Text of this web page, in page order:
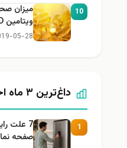
10
میزان
ویتامین D چه قدر است؟
05-28
داغ‌ترین ۳ ماه اخیر
1
7 علت
صفحه